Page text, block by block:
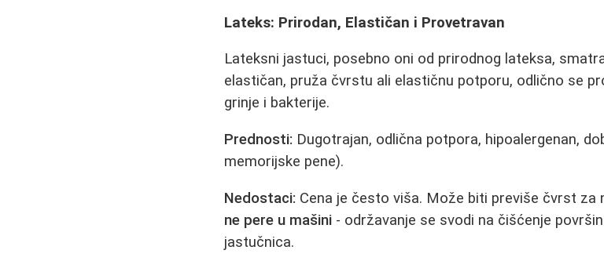
Lateks: Prirodan, Elastičan i Provetravan
Lateksni jastuci, posebno oni od prirodnog lateksa,
elastičan, pruža čvrstu ali elastičnu potporu, odlično se
grinje i bakterije.
Prednosti: Dugotrajan, odlična potpora, hipoalergenan,
memorijske pene).
Nedostaci: Cena je često viša. Može biti previše čvrst za
ne pere u mašini - održavanje se svodi na čišćenje
jastučnica.